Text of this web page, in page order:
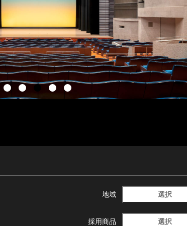
地域 選択
採用商品 選択